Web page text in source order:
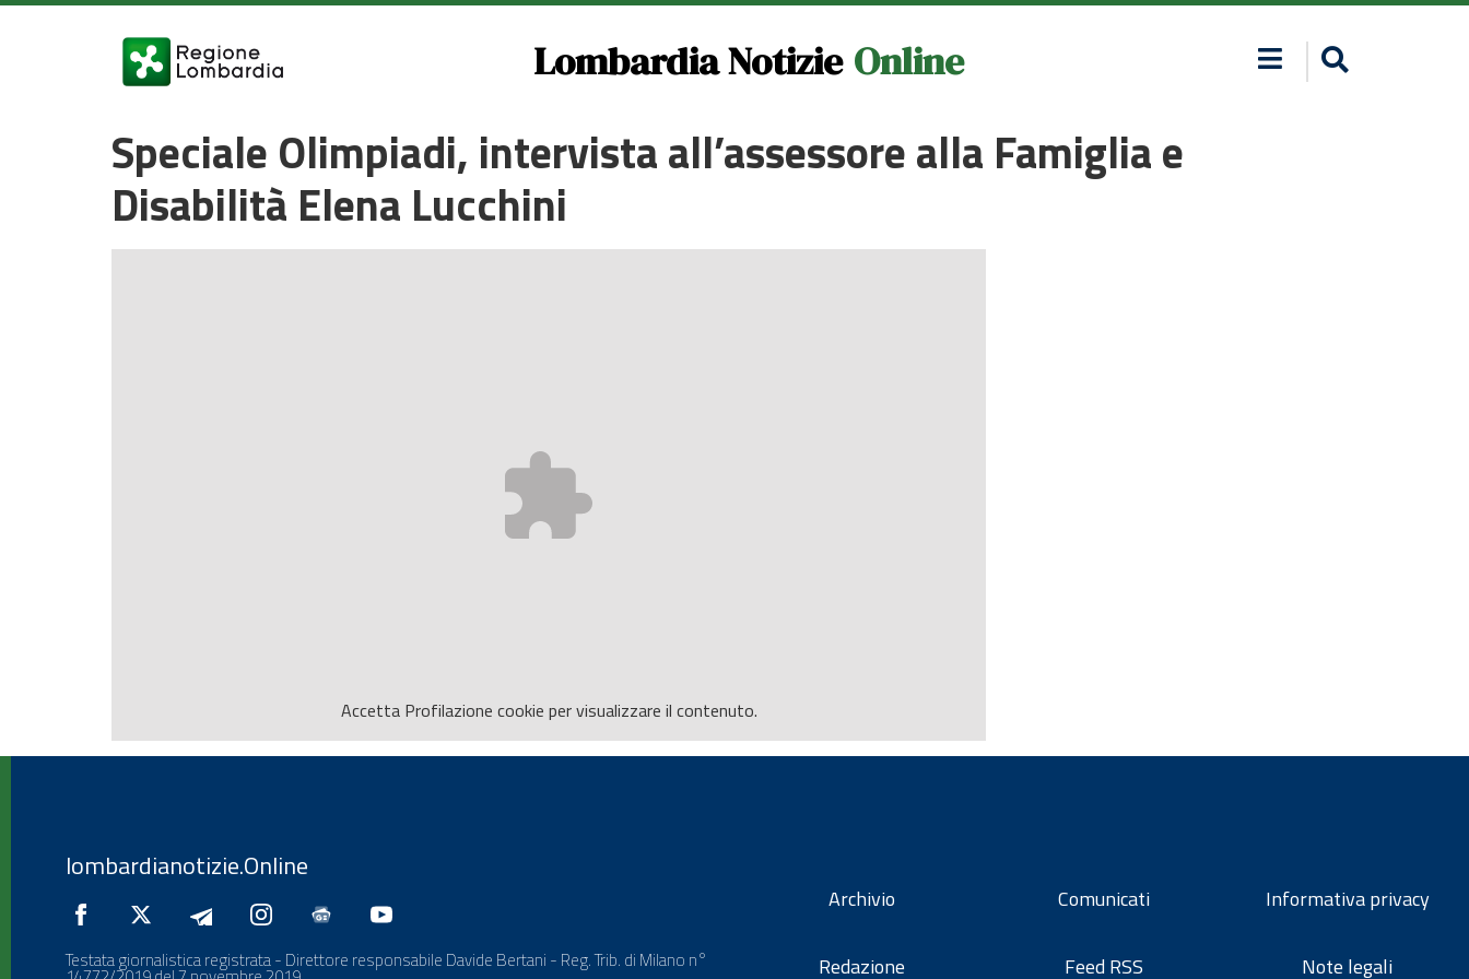
Lombardia Notizie Online
Speciale Olimpiadi, intervista all’assessore alla Famiglia e
Disabilità Elena Lucchini
Accetta Profilazione cookie per visualizzare il contenuto.
lombardianotizie.Online
Testata giornalistica registrata - Direttore responsabile Davide Bertani - Reg. Trib. di Milano n°
Archivio
Redazione
Comunicati
Feed RSS
Informativa privacy
Note legali